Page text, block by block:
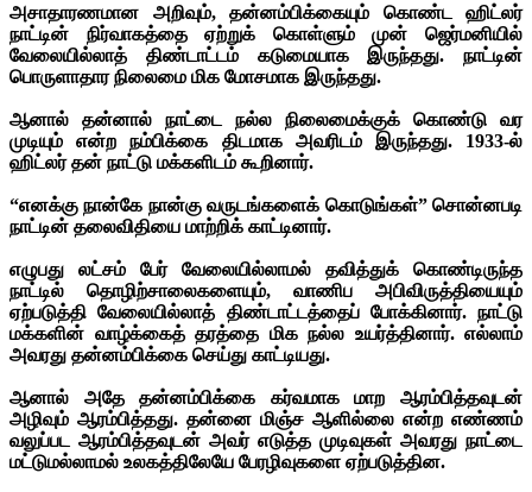
அசாதாரணமான அறிவும், தன்னம்பிக்கையும் கொண்ட ஹிட்லர்
நாட்டின் நிர்வாகத்தை ஏற்றுக் கொள்ளும் முன் ஜெர்மனியில்
வேலையில்லாத் திண்டாட்டம் கடுமையாக இருந்தது. நாட்டின்
பொருளாதார நிலைமை மிக மோசமாக இருந்தது.
ஆனால் தன்னால் நாட்டை நல்ல நிலைமைக்குக் கொண்டு வர
முடியும் என்ற நம்பிக்கை திடமாக அவரிடம் இருந்தது. 1933-ல்
ஹிட்லர் தன் நாட்டு மக்களிடம் கூறினார்.
“எனக்கு நான்கே நான்கு வருடங்களைக் கொடுங்கள்” சொன்னபடி
நாட்டின் தலைவிதியை மாற்றிக் காட்டினார்.
எழுபது லட்சம் பேர் வேலையில்லாமல் தவித்துக் கொண்டிருந்த
நாட்டில் தொழிற்சாலைகளையும், வாணிப அபிவிருத்தியையும்
ஏற்படுத்தி வேலையில்லாத் திண்டாட்டத்தைப் போக்கினார். நாட்டு
மக்களின் வாழ்க்கைத் தரத்தை மிக நல்ல உயர்த்தினார். எல்லாம்
அவரது தன்னம்பிக்கை செய்து காட்டியது.
ஆனால் அதே தன்னம்பிக்கை கர்வமாக மாற ஆரம்பித்தவுடன்
அழிவும் ஆரம்பித்தது. தன்னை மிஞ்ச ஆளில்லை என்ற எண்ணம்
வலுப்பட ஆரம்பித்தவுடன் அவர் எடுத்த முடிவுகள் அவரது நாட்டை
மட்டுமல்லாமல் உலகத்திலேயே பேரழிவுகளை ஏற்படுத்தின.